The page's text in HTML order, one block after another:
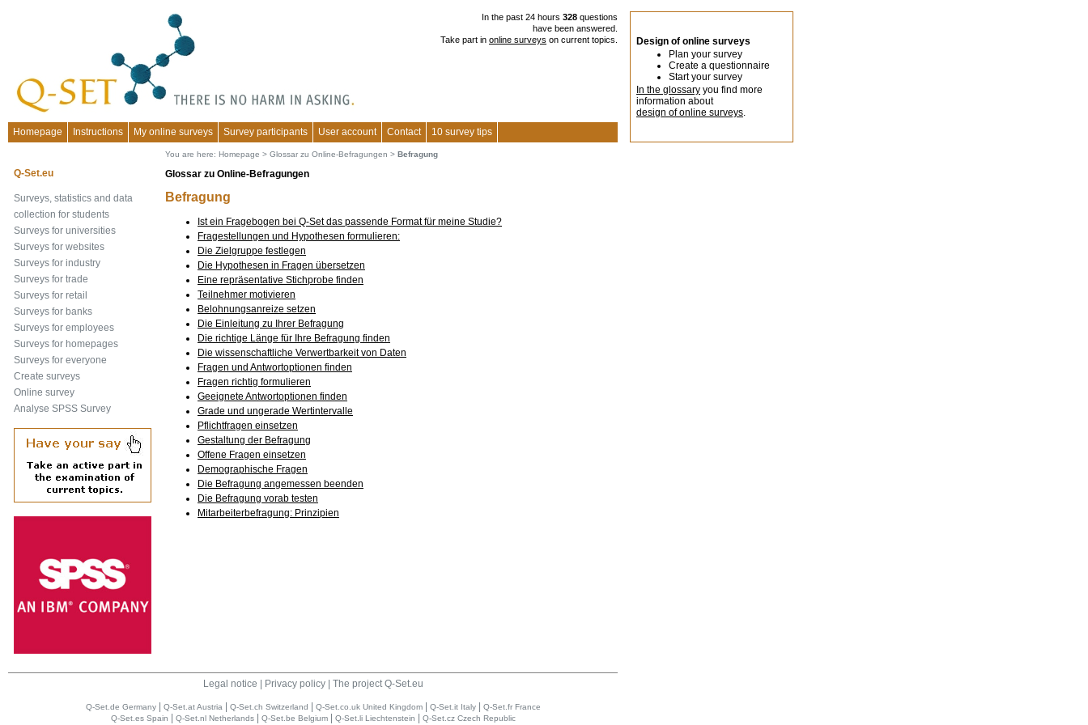
In the past 24 hours 328 questions
have been answered.
Take part in online surveys on current topics.
Design of online surveys
Plan your survey
Create a questionnaire
Start your survey
In the glossary you find more
information about
design of online surveys.
Homepage
Instructions My online surveys Survey participants User account Contact 10 survey tips
You are here: Homepage > Glossar zu Online-Befragungen > Befragung
Glossar zu Online-Befragungen
Befragung
Ist ein Fragebogen bei Q-Set das passende Format für meine Studie?
Fragestellungen und Hypothesen formulieren:
Die Zielgruppe festlegen
Die Hypothesen in Fragen übersetzen
Eine repräsentative Stichprobe finden
Teilnehmer motivieren
Belohnungsanreize setzen
Die Einleitung zu Ihrer Befragung
Die richtige Länge für Ihre Befragung finden
Die wissenschaftliche Verwertbarkeit von Daten
Fragen und Antwortoptionen finden
Fragen richtig formulieren
Geeignete Antwortoptionen finden
Grade und ungerade Wertintervalle
Pflichtfragen einsetzen
Gestaltung der Befragung
Offene Fragen einsetzen
Demographische Fragen
Die Befragung angemessen beenden
Die Befragung vorab testen
Mitarbeiterbefragung: Prinzipien
Q-Set.eu
Surveys, statistics and data
collection for students
Surveys for universities
Surveys for websites
Surveys for industry
Surveys for trade
Surveys for retail
Surveys for banks
Surveys for employees
Surveys for homepages
Surveys for everyone
Create surveys
Online survey
Analyse SPSS Survey
Legal notice Privacy policy| The project Q-Set.eu
Q-Set.de Germany| Q-Set.at Austria| Q-Set.ch Switzerland Q-Set.co.uk United Kingdom| Q-Set.it Italy|
Q-Set.fr France
Q-Set.es Spain
Q-Set.nl Netherlands| Q-Set.be Belgium| Q-Set.li Liechtenstein Q-Set.cz Czech Republic